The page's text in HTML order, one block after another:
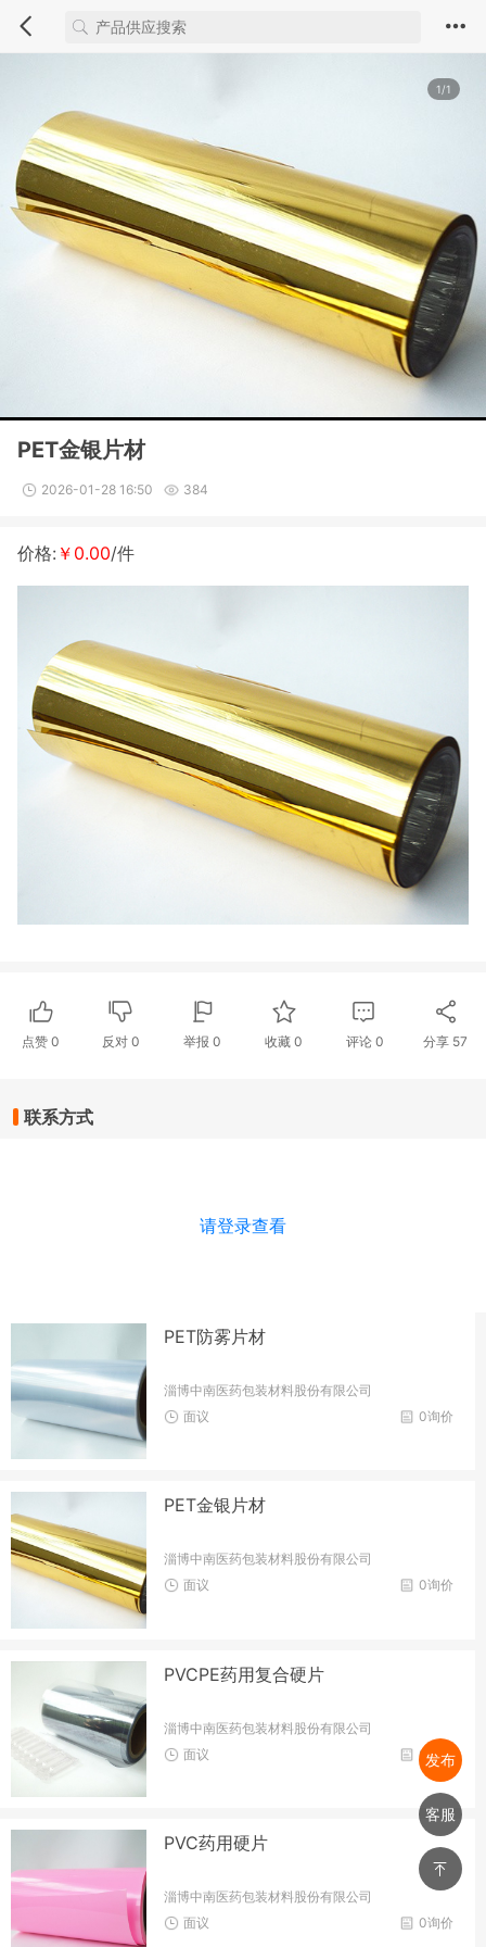
1/1
PET金银片材
2026-01-28 16:50 384
价格: ￥0.00/件
点赞 0 反对0 举报 0 收藏 0 评论 0 分享 57
联系方式
请登录查看
PET防雾片材
淄博中南医药包装材料股份有限公司
0询价
面议
PET金银片材
淄博中南医药包装材料股份有限公司
0询价
面议
PVCPE药用复合硬片
淄博中南医药包装材料股份有限公司
0询价
面议
PVC药用硬片
淄博中南医药包装材料股份有限公司
0询价
面议
发布
客服